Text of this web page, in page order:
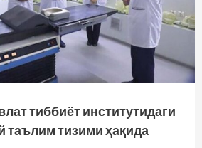
тиббиёт институтидаги
таълим тизими ҳақида